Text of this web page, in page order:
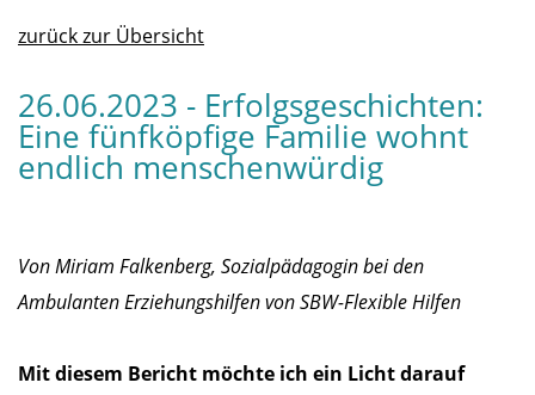
zurück zur Übersicht
26.06.2023 - Erfolgsgeschichten:
Eine fünfköpfige Familie wohnt
endlich menschenwürdig
Von Miriam Falkenberg, Sozialpädagogin bei den
Ambulanten Erziehungshilfen von SBW-Flexible Hilfen
Mit diesem Bericht möchte ich ein Licht darauf